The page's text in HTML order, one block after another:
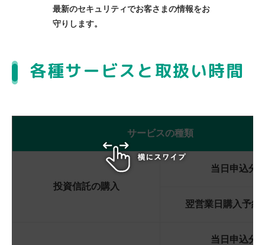
最新のセキュリティでお客さまの情報をお
守りします。
各種サービスと取扱い時間
サービスの種類
投資信託の購入
当日申込分
翌営業日購入予約
当日申込分